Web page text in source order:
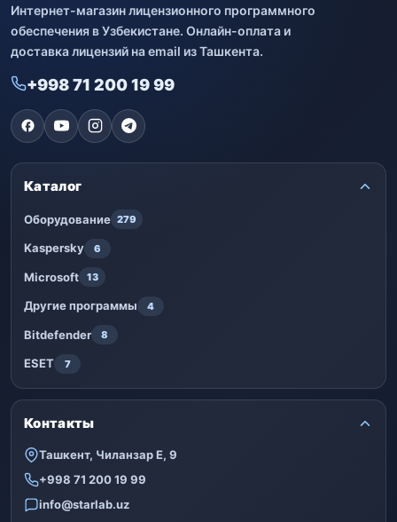
Интернет-магазин лицензионного программного
обеспечения в Узбекистане. Онлайн-оплата и
доставка лицензий на email из Ташкента.
+998 71 200 19 99
Каталог
Оборудование 279
Kaspersky 6
Microsoft 13
Другие программы 4
Bitdefender 8
ESET 7
Контакты
Ташкент, Чиланзар Е, 9
+998 71 200 19 99
info@starlab.uz